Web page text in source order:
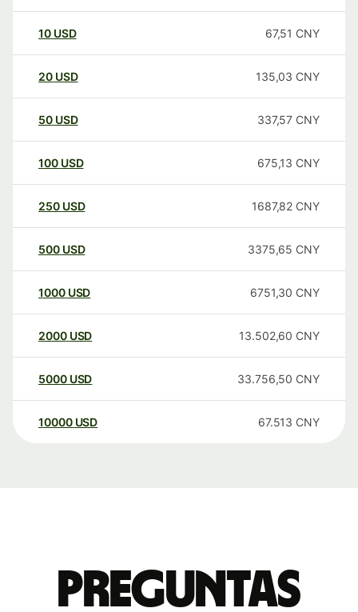
10 USD 67,51 CNY
20 USD 135,03 CNY
50 USD 337,57 CNY
100 USD 675,13 CNY
250 USD 1687,82 CNY
500 USD 3375,65 CNY
1000 USD 6751,30 CNY
2000 USD 13.502,60 CNY
5000 USD 33.756,50 CNY
10000 USD 67.513 CNY
Preguntas